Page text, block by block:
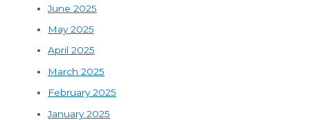
June 2025
May 2025
April 2025
March 2025
February 2025
January 2025